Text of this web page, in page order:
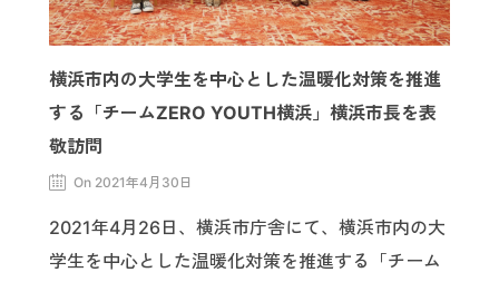
横浜市内の大学生を中心とした温暖化対策を推進
する「チームZERO YOUTH横浜」横浜市長を表
敬訪問
On 2021年4月30日
2021年4月26日、横浜市庁舎にて、横浜市内の大
学生を中心とした温暖化対策を推進する「チーム